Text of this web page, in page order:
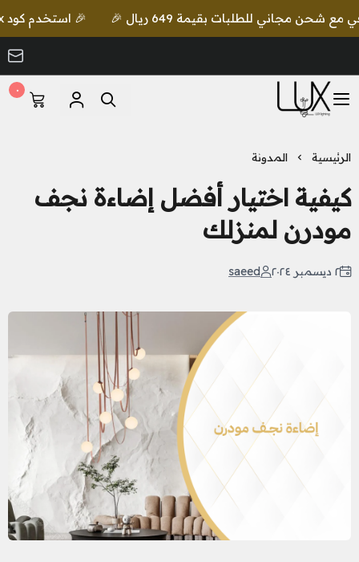
🎉 استخدم كود lux واحصل على خصم إضافي مع شحن مجاني للطلبات بقيمة 649 ريال 🎉
LUX Lighting
٠
الرئيسية المدونة
كيفية اختيار أفضل إضاءة نجف
مودرن لمنزلك
٢ ديسمبر ٢٠٢٤ saeed